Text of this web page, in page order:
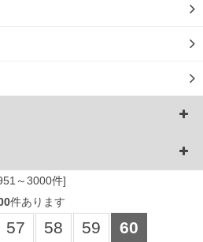
～3000件]
件あります
57 58 59 60